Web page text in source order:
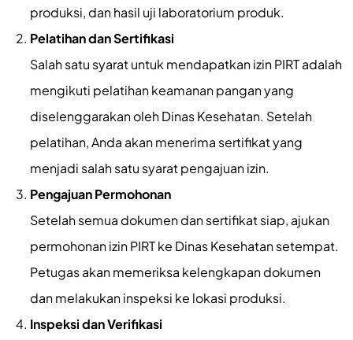
produksi, dan hasil uji laboratorium produk.
Pelatihan dan Sertifikasi
Salah satu syarat untuk mendapatkan izin PIRT adalah
mengikuti pelatihan keamanan pangan yang
diselenggarakan oleh Dinas Kesehatan. Setelah
pelatihan, Anda akan menerima sertifikat yang
menjadi salah satu syarat pengajuan izin.
Pengajuan Permohonan
Setelah semua dokumen dan sertifikat siap, ajukan
permohonan izin PIRT ke Dinas Kesehatan setempat.
Petugas akan memeriksa kelengkapan dokumen
dan melakukan inspeksi ke lokasi produksi.
Inspeksi dan Verifikasi